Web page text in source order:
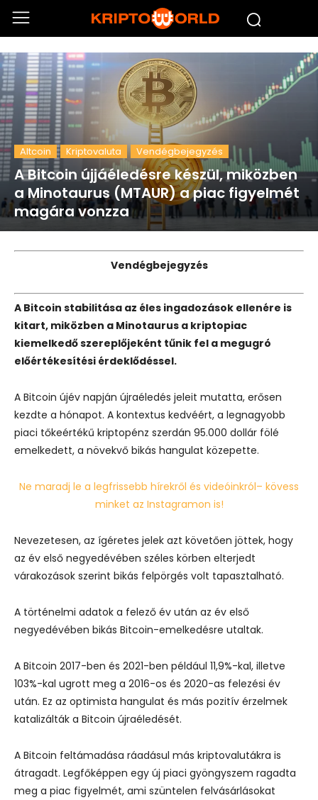
Altcoin Kriptovaluta Vendégbejegyzés
A Bitcoin újjáéledésre készül, miközben
a Minotaurus (MTAUR) a piac figyelmét
magára vonzza
Vendégbejegyzés
A Bitcoin stabilitása az éles ingadozások ellenére is
kitart, miközben a Minotaurus a kriptopiac
kiemelkedő szereplőjeként tűnik fel a megugró
előértékesítési érdeklődéssel.
A Bitcoin újév napján újraéledés jeleit mutatta, erősen
kezdte a hónapot. A kontextus kedvéért, a legnagyobb
piaci tőkeértékű kriptopénz szerdán 95.000 dollár fölé
emelkedett, a növekvő bikás hangulat közepette.
Ne maradj le a legfrissebb hírekről és videóinkról– kövess
minket az Instagramon is!
Nevezetesen, az ígéretes jelek azt követően jöttek, hogy
az év első negyedévében széles körben elterjedt
várakozások szerint bikás felpörgés volt tapasztalható.
A történelmi adatok a felező év után az év első
negyedévében bikás Bitcoin-emelkedésre utaltak.
A Bitcoin 2017-ben és 2021-ben például 11,9%-kal, illetve
103%-kal ugrott meg a 2016-os és 2020-as felezési év
után. Ez az optimista hangulat és más pozitív érzelmek
katalizálták a Bitcoin újraéledését.
A Bitcoin feltámadása ráadásul más kriptovalutákra is
átragadt. Legfőképpen egy új piaci gyöngyszem ragadta
meg a piac figyelmét, ami szüntelen felvásárlásokat